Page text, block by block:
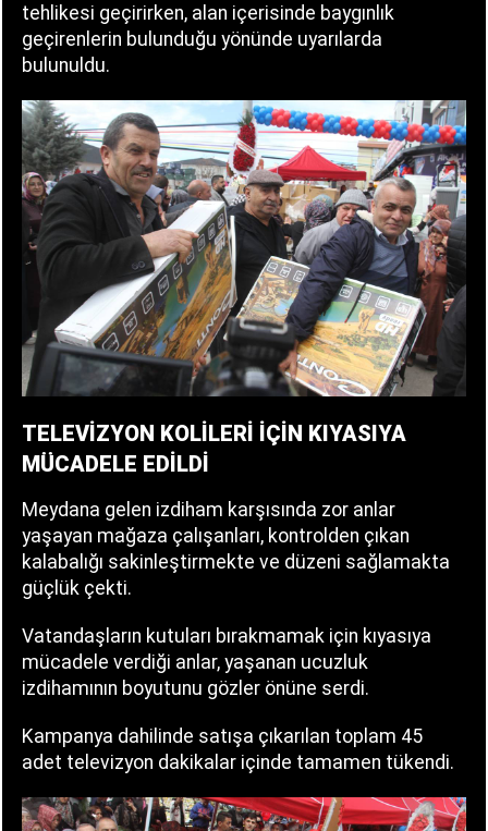
tehlikesi geçirirken, alan içerisinde baygınlık
geçirenlerin bulunduğu yönünde uyarılarda
bulunuldu.
TELEVİZYON KOLİLERİ İÇİN KIYASIYA
MÜCADELE EDİLDİ
Meydana gelen izdiham karşısında zor anlar
yaşayan mağaza çalışanları, kontrolden çıkan
kalabalığı sakinleştirmekte ve düzeni sağlamakta
güçlük çekti.
Vatandaşların kutuları bırakmamak için kıyasıya
mücadele verdiği anlar, yaşanan ucuzluk
izdihamının boyutunu gözler önüne serdi.
Kampanya dahilinde satışa çıkarılan toplam 45
adet televizyon dakikalar içinde tamamen tükendi.